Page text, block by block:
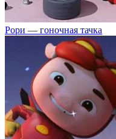
Рори — гоночная тачка